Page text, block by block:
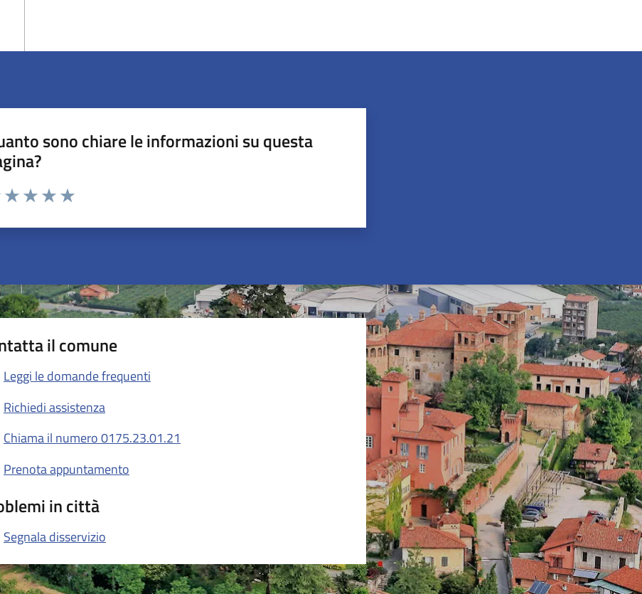
sono chiare le informazioni su questa
da 1 a 5 stelle la pagina
il comune
Leggi le domande frequenti
Richiedi assistenza
Chiama il numero 0175.23.01.21
Prenota appuntamento
in città
Segnala disservizio